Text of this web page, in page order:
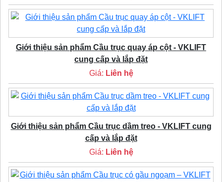
Giới thiệu sản phẩm Cầu trục quay áp cột - VKLIFT
cung cấp và lắp đặt
Giá: Liên hệ
Giới thiệu sản phẩm Cầu trục dầm treo - VKLIFT cung
cấp và lắp đặt
Giá: Liên hệ